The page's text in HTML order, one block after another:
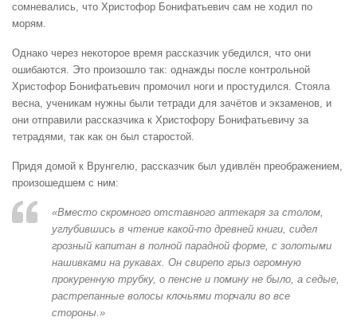
сомневались, что Христофор Бонифатьевич сам не ходил по
морям.
Однако через некоторое время рассказчик убедился, что они
ошибаются. Это произошло так: однажды после контрольной
Христофор Бонифатьевич промочил ноги и простудился. Стояла
весна, ученикам нужны были тетради для зачётов и экзаменов, и
они отправили рассказчика к Христофору Бонифатьевичу за
тетрадями, так как он был старостой.
Придя домой к Врунгелю, рассказчик был удивлён преображением,
произошедшем с ним:
«Вместо скромного отставного аптекаря за столом,
углубившись в чтение какой-то древней книги, сидел
грозный капитан в полной парадной форме, с золотыми
нашивками на рукавах. Он свирепо грыз огромную
прокуренную трубку, о пенсне и помину не было, а седые,
растрепанные волосы клочьями торчали во все
стороны.»